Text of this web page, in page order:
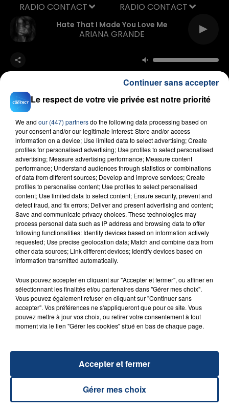
Hate That I Made You Love Me
ARIANA GRANDE
RADIO CONTACT
FIL D'ACTU
23 juillet 2026
INCENDIE MORTEL À LENS : UNE FEMME ET
SON BÉBÉ ENTRE LA VIE ET LA...
Un homme s'est immolé par le feu après avoir
aspergé sa compagne et leur bébé de trois mois
d'un liquide inflammable.
UNE ADOLESCENTE DEVANT SE FAIRE
OPÉRER DE LA CHEVILLE RESSORT DE LA...
La famille a porté plainte contre la clinique qui a
reconnu sa responsabilité et présenté ses
Le respect de votre vie privée est notre priorité
We and our (447) partnersdo the following data processing based on
your consent and/or our legitimate interest: Store and/or access
information on a device; Use limited data to select advertising; Create
profiles for personalised advertising; Use profiles to select personalised
advertising; Measure advertising performance; Measure content
performance; Understand audiences through statistics or combinations
of data from different sources; Develop and improve services; Create
profiles to personalise content; Use profiles to select personalised
content; Use limited data to select content; Ensure security, prevent and
detect fraud, and fix errors; Deliver and present advertising and content;
Save and communicate privacy choices. These technologies may
process personal data such as IP address and browsing data to offer
following functionalities: Identify devices based on information actively
requested; Use precise geolocation data; Match and combine data from
other data sources; Link different devices; Identify devices based on
information transmitted automatically.
Vous pouvez accepter en cliquant sur "Accepter et fermer", ou affiner en
sélectionnant les finalités et/ou partenaires dans "Gérer mes choix".
Vous pouvez également refuser en cliquant sur "Continuer sans
accepter". Vos préférences ne s'appliqueront que pour ce site. Vous
pouvez mettre à jour vos choix, ou retirer votre consentement à tout
moment via le lien "Gérer les cookies" situé en bas de chaque page.
Gérer mes choix
Accepter et fermer
Continuer sans accepter